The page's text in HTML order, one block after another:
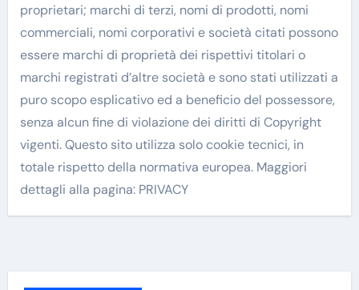
proprietari; marchi di terzi, nomi di prodotti, nomi
commerciali, nomi corporativi e società citati possono
essere marchi di proprietà dei rispettivi titolari o
marchi registrati d’altre società e sono stati utilizzati a
puro scopo esplicativo ed a beneficio del possessore,
senza alcun fine di violazione dei diritti di Copyright
vigenti. Questo sito utilizza solo cookie tecnici, in
totale rispetto della normativa europea. Maggiori
dettagli alla pagina: PRIVACY